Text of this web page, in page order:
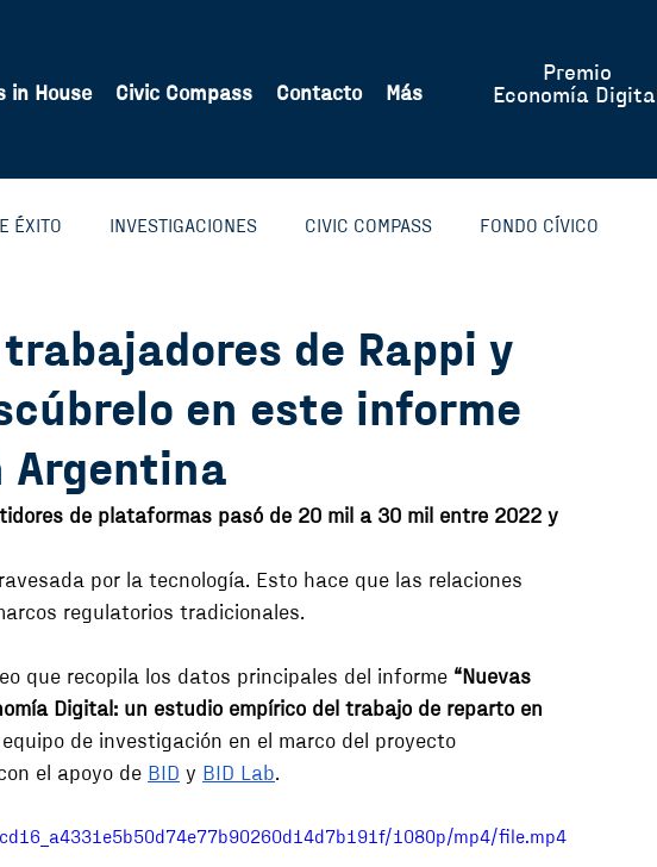
Premio
Economía Digital
in House Civic Compass Contacto Más
ÉXITO INVESTIGACIONES CIVIC COMPASS FONDO CÍVICO
VOLUNTARIADO WORKERTECH INSTITUCIONAL
de Rappi y
en este informe
Argentina
de plataformas pasó de 20 mil a 30 mil entre 2022 y
por la tecnología. Esto hace que las relaciones
regulatorios tradicionales.
que recopila los datos principales del informe “Nuevas
Digital: un estudio empírico del trabajo de reparto en
de investigación en el marco del proyecto
el apoyo de BID y BID Lab.
1080p/mp4/file.mp4